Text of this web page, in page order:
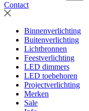
Contact
Binnenverlichting
Buitenverlichting
Lichtbronnen
Feestverlichting
LED dimmers
LED toebehoren
Projectverlichting
Merken
Sale